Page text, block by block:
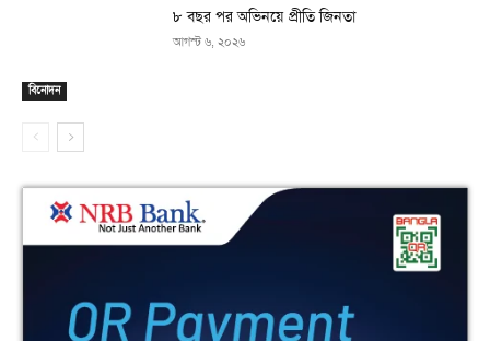
বিনোদন
৮ বছর পর অভিনয়ে প্রীতি জিনতা
আগস্ট ৬, ২০২৬